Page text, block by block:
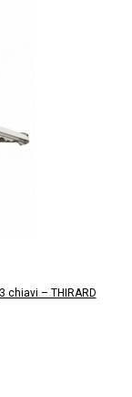
chiavi – THIRARD